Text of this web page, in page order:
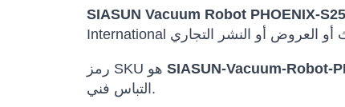
SIASUN Vacuum Robot PHOENIX-
SIASUN-Vacuum-Robot-
التباس فني.